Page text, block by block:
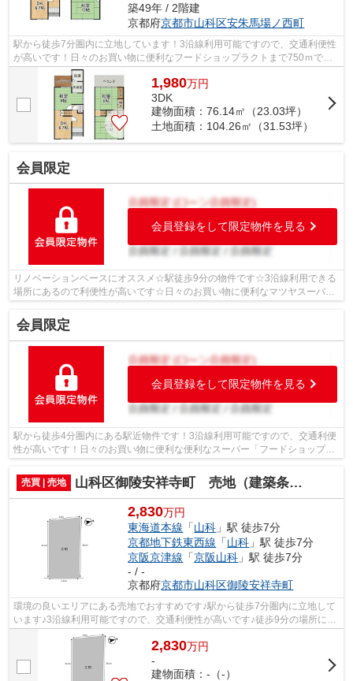
築49年 / 2階建
京都府京都市山科区安朱馬場ノ西町
駅から徒歩7分圏内に立地しています！3沿線利用可能ですので、交通利便性
が高いです！日々のお買い物に便利なフードショップラクトまで750ｍで
す！京都市立安朱小学校が徒歩2分のとこ...
1,980万円
3DK
建物面積：76.14㎡（23.03坪）
土地面積：104.26㎡（31.53坪）
会員限定
会員登録をして限定物件を見る
リノベーションベースにオススメ☆駅徒歩9分の物件です☆3沿線利用できる
場所にあるので利便性が高いです☆日々のお買い物に便利なマツヤスーパー
山科三条店まで724ｍです☆お住まいに関...
会員限定
会員登録をして限定物件を見る
駅から徒歩4分圏内にある駅近物件です！3沿線利用可能ですので、交通利便
性が高いです！日々のお買い物に便利な便利なスーパー「フードショップラ
クト」まで218mです！徒歩10分の場所...
売買 | 売地
山科区御陵安祥寺町 売地（建築条件付き）
2,830万円
東海道本線 「山科 」駅 徒歩7分
京都地下鉄東西線 「山科 」駅 徒歩7分
京阪京津線 「京阪山科 」駅 徒歩7分
- / -
京都府京都市山科区御陵安祥寺町
環境の良いエリアにある売地でおすすめです♪駅から徒歩7分圏内に立地して
います♪3沿線利用可能ですので、交通利便性が高いです♪徒歩9分の場所に京
都市立安朱小学校があります♪京都市山...
2,830万円
-
建物面積：-（-）